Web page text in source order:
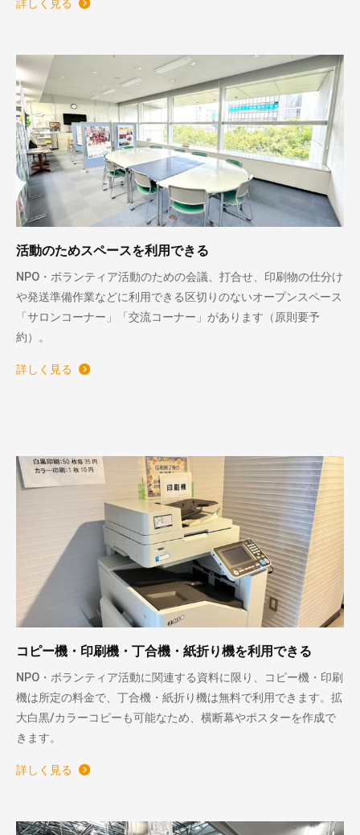
詳しく見る
活動のためスペースを利用できる
NPO・ボランティア活動のための会議、打合せ、印刷物の仕分け
や発送準備作業などに利用できる区切りのないオープンスペース
「サロンコーナー」「交流コーナー」があります（原則要予
約）。
詳しく見る
コピー機・印刷機・丁合機・紙折り機を利用できる
NPO・ボランティア活動に関連する資料に限り、コピー機・印刷
機は所定の料金で、丁合機・紙折り機は無料で利用できます。拡
大白黒/カラーコピーも可能なため、横断幕やポスターを作成で
きます。
詳しく見る